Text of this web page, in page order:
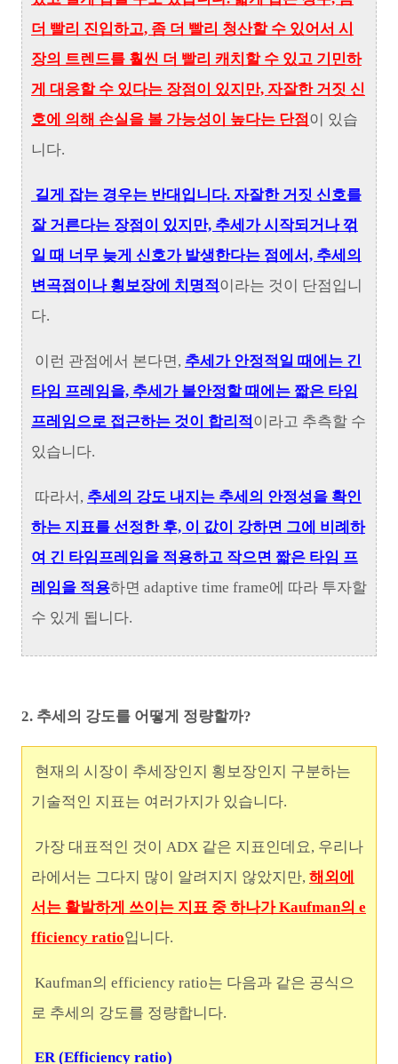
더 빨리 진입하고, 좀 더 빨리 청산할 수 있어서 시
장의 트렌드를 훨씬 더 빨리 캐치할 수 있고 기민하
게 대응할 수 있다는 장점이 있지만, 자잘한 거짓 신
호에 의해 손실을 볼 가능성이 높다는 단점이 있습
니다.
길게 잡는 경우는 반대입니다. 자잘한 거짓 신호를
잘 거른다는 장점이 있지만, 추세가 시작되거나 꺾
일 때 너무 늦게 신호가 발생한다는 점에서, 추세의
변곡점이나 횡보장에 치명적이라는 것이 단점입니
다.
이런 관점에서 본다면, 추세가 안정적일 때에는 긴
타임 프레임을, 추세가 불안정할 때에는 짧은 타임
프레임으로 접근하는 것이 합리적이라고 추측할 수
있습니다.
따라서, 추세의 강도 내지는 추세의 안정성을 확인
하는 지표를 선정한 후, 이 값이 강하면 그에 비례하
여 긴 타임프레임을 적용하고 작으면 짧은 타임 프
레임을 적용하면 adaptive time frame에 따라 투자할
수 있게 됩니다.
2. 추세의 강도를 어떻게 정량할까?
현재의 시장이 추세장인지 횡보장인지 구분하는
기술적인 지표는 여러가지가 있습니다.
가장 대표적인 것이 ADX 같은 지표인데요, 우리나
라에서는 그다지 많이 알려지지 않았지만, 해외에
서는 활발하게 쓰이는 지표 중 하나가 Kaufman의 e
fficiency ratio입니다.
Kaufman의 efficiency ratio는 다음과 같은 공식으
로 추세의 강도를 정량합니다.
ER (Efficiency ratio)